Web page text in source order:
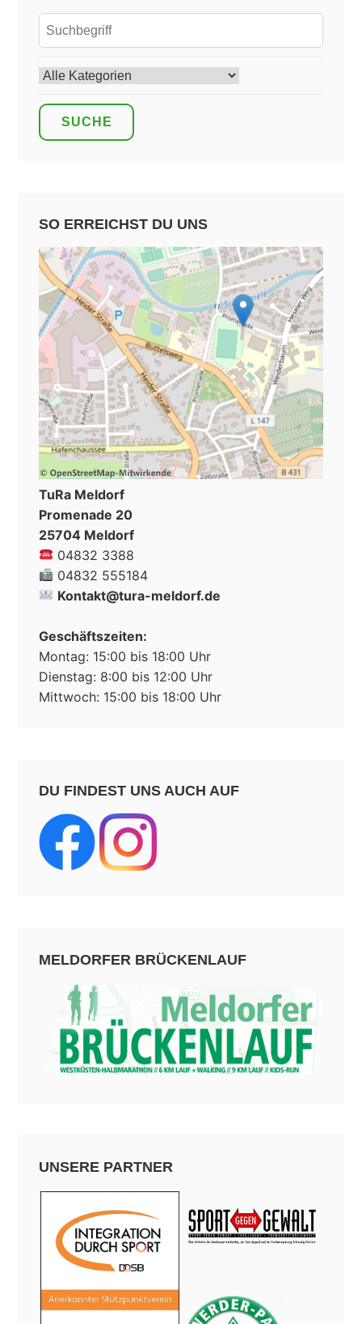
SO ERREICHST DU UNS
TuRa Meldorf
Promenade 20
25704 Meldorf
04832 3388
04832 555184
Kontakt@tura-meldorf.de
Geschäftszeiten:
Montag: 15:00 bis 18:00 Uhr
Dienstag: 8:00 bis 12:00 Uhr
Mittwoch: 15:00 bis 18:00 Uhr
DU FINDEST UNS AUCH AUF
MELDORFER BRÜCKENLAUF
UNSERE PARTNER